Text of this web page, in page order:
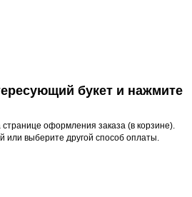
букет и нажмите
оформления заказа (в корзине).
или выберите другой способ оплаты.